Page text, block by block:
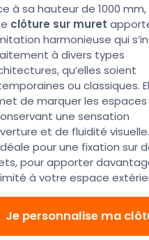
à sa hauteur de 1000 mm,
clôture sur muret
harmonieuse qui
à divers types
qu’elles soient
ou classiques.
de marquer les
une sensation
et de fluidité visuelle.
pour une fixation sur
pour apporter
à votre espace
Je personnalise ma